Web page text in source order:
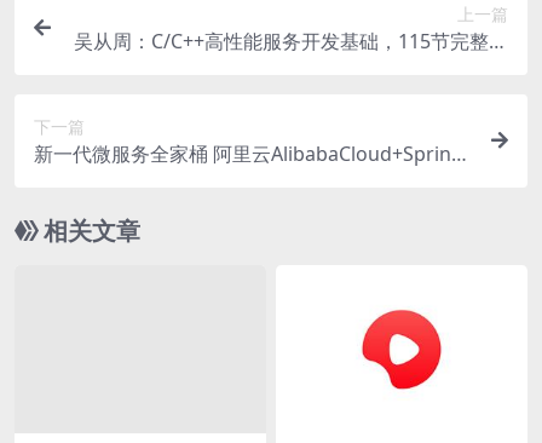
上一篇
吴从周：C/C++高性能服务开发基础，115节完整版
下一篇
新一代微服务全家桶 阿里云AlibabaCloud+Spring
相关文章